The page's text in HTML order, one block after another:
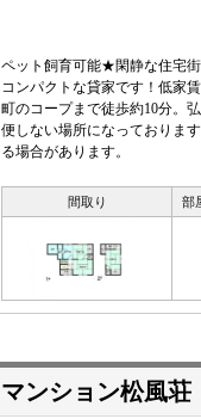
ペット飼育可能★閑静な住宅
コンパクトな貸家です！低家
町のコープまで徒歩約10分。
便しない場所になっておりま
る場合があります。
間取り 部
マンション松風荘